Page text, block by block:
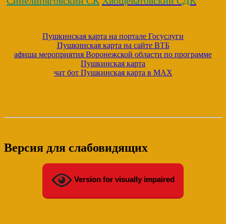
Пушкинская карта на портале Госуслуги
Пушкинская карта на сайте ВТБ
афиша мероприятия Воронежской области по программе
Пушкинская карта
чат бот Пушкинская карта в MAX
Версия для слабовидящих
Version for visually impaired